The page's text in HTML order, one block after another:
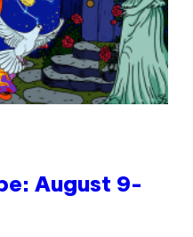
August 9-